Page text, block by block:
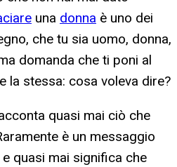
una donna è uno dei
che tu sia uomo, donna,
domanda che ti poni al
la stessa: cosa voleva dire?
quasi mai ciò che
è un messaggio
quasi mai significa che